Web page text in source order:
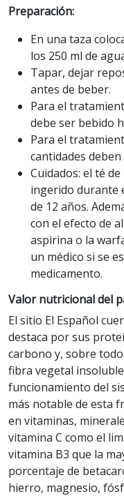
Preparación:
En una taza
los 250 ml de
Tapar, dejar
antes de beber.
Para el
debe ser bebido
Para el
cantidades
Cuidados: el té
ingerido durante
de 12 años.
con el efecto de
aspirina o la
un médico si se
medicamento.
Valor nutricional del
El sitio El Español
destaca por sus
carbono y, sobre
fibra vegetal
funcionamiento del
más notable de esta
en vitaminas,
vitamina C como el
vitamina B3 que la
porcentaje de
hierro, magnesio,